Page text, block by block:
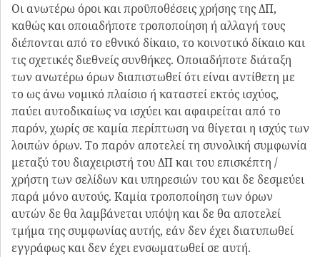
Οι ανωτέρω όροι και προϋποθέσεις χρήσης της ΔΠ,
καθώς και οποιαδήποτε τροποποίηση ή αλλαγή τους
διέπονται από το εθνικό δίκαιο, το κοινοτικό δίκαιο και
τις σχετικές διεθνείς συνθήκες. Οποιαδήποτε διάταξη
των ανωτέρω όρων διαπιστωθεί ότι είναι αντίθετη με
το ως άνω νομικό πλαίσιο ή καταστεί εκτός ισχύος,
παύει αυτοδικαίως να ισχύει και αφαιρείται από το
παρόν, χωρίς σε καμία περίπτωση να θίγεται η ισχύς των
λοιπών όρων. Το παρόν αποτελεί τη συνολική συμφωνία
μεταξύ του διαχειριστή του ΔΠ και του επισκέπτη /
χρήστη των σελίδων και υπηρεσιών του και δε δεσμεύει
παρά μόνο αυτούς. Καμία τροποποίηση των όρων
αυτών δε θα λαμβάνεται υπόψη και δε θα αποτελεί
τμήμα της συμφωνίας αυτής, εάν δεν έχει διατυπωθεί
εγγράφως και δεν έχει ενσωματωθεί σε αυτή.